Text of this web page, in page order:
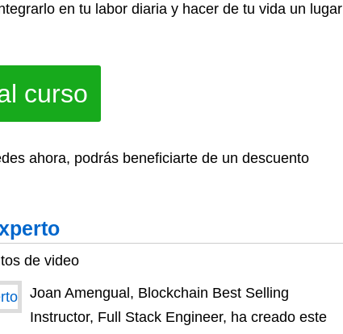
en tu labor diaria y hacer de tu vida un lugar
curso
ahora, podrás beneficiarte de un descuento
de video
Joan Amengual, Blockchain Best Selling
Instructor, Full Stack Engineer, ha creado este